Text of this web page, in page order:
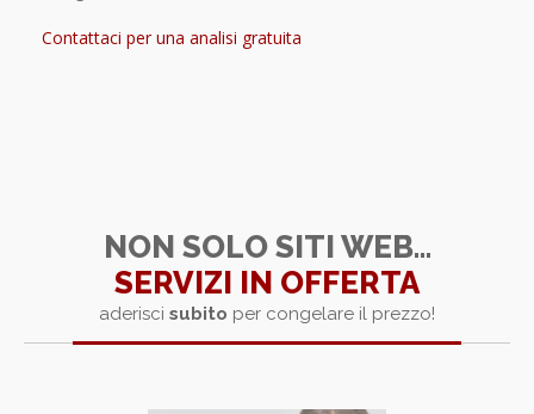
Contattaci per una analisi gratuita
NON SOLO SITI WEB...
SERVIZI IN OFFERTA
aderisci subito per congelare il prezzo!